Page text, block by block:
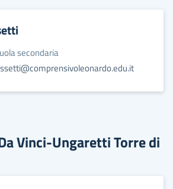
secondaria
Vinci-Ungaretti Torre di